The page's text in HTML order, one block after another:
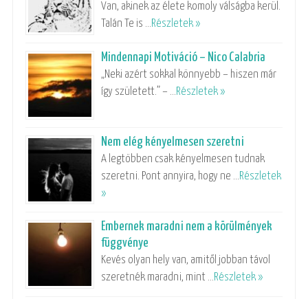
Van, akinek az élete komoly válságba kerül.
Talán Te is …Részletek »
Mindennapi Motiváció – Nico Calabria
„Neki azért sokkal könnyebb – hiszen már
így született.” – …Részletek »
Nem elég kényelmesen szeretni
A legtöbben csak kényelmesen tudnak
szeretni. Pont annyira, hogy ne …Részletek
»
Embernek maradni nem a körülmények
függvénye
Kevés olyan hely van, amitől jobban távol
szeretnék maradni, mint …Részletek »